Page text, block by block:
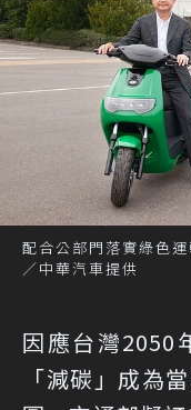
配合公部門落實綠色
／中華汽車提供
因應台灣2050
「減碳」成為